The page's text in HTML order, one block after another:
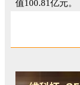
值100.81亿元。